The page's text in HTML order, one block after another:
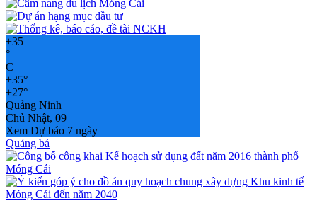
+35
°
C
+35°
+27°
Quảng Ninh
Chủ Nhật, 09
Xem Dự báo 7 ngày
Quảng bá